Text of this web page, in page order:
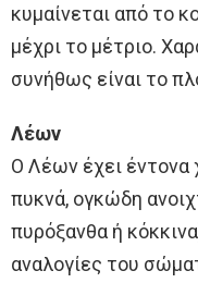
κυμαίνεται από το
μέχρι το μέτριο.
συνήθως είναι το
Λέων
Ο Λέων έχει έντονα
πυκνά, ογκώδη
πυρόξανθα ή
αναλογίες του